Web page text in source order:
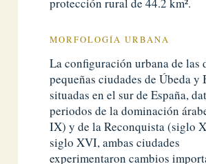
protección rural de 44.2 km².
MORFOLOGÍA URBANA
La configuración urbana de las
pequeñas ciudades de Úbeda y
situadas en el sur de España,
periodos de la dominación
IX) y de la Reconquista (siglo
siglo XVI, ambas ciudades
experimentaron cambios